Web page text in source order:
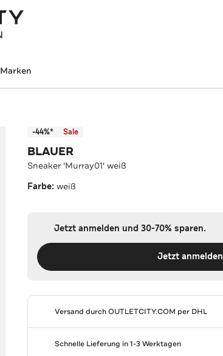
Marken
-44%* Sale
BLAUER
Sneaker 'Murray01' weiß
Farbe:weiß
Jetzt anmelden und 30-70% sparen.
Jetzt anmelden
Versand durchOUTLETCITY.COM per DHL
Schnelle Lieferung in 1-3 Werktagen